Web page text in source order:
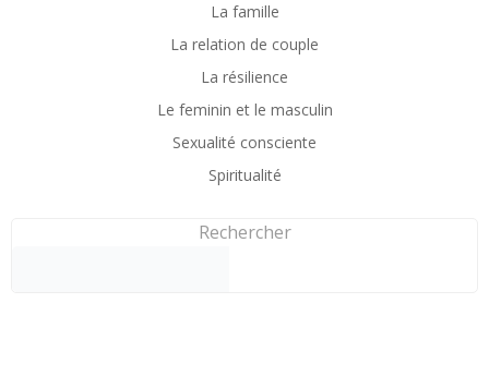
La famille
La relation de couple
La résilience
Le feminin et le masculin
Sexualité consciente
Spiritualité
Rechercher